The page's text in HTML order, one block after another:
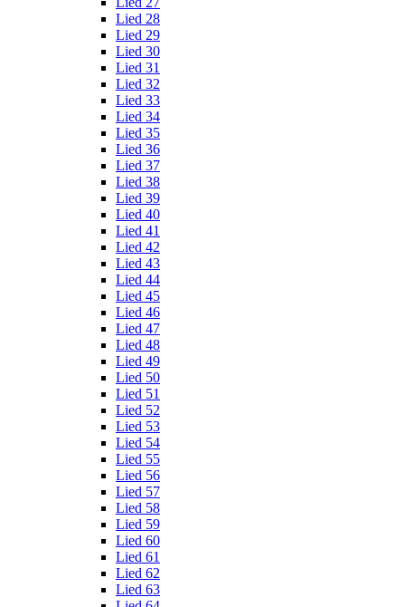
Lied 28
Lied 29
Lied 30
Lied 31
Lied 32
Lied 33
Lied 34
Lied 35
Lied 36
Lied 37
Lied 38
Lied 39
Lied 40
Lied 41
Lied 42
Lied 43
Lied 44
Lied 45
Lied 46
Lied 47
Lied 48
Lied 49
Lied 50
Lied 51
Lied 52
Lied 53
Lied 54
Lied 55
Lied 56
Lied 57
Lied 58
Lied 59
Lied 60
Lied 61
Lied 62
Lied 63